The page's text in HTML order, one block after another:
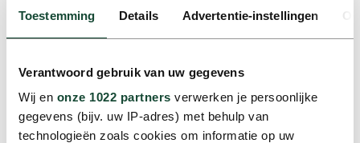
Toestemming Details Advertentie-instellingen
Verantwoord gebruik van uw gegevens
Wij en onze 1022 partners verwerken je persoonlijke
gegevens (bijv. uw IP-adres) met behulp van
technologieën zoals cookies om informatie op uw